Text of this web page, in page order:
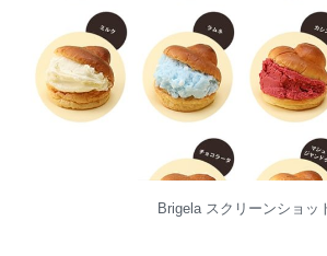
Brigela スクリーンショッ